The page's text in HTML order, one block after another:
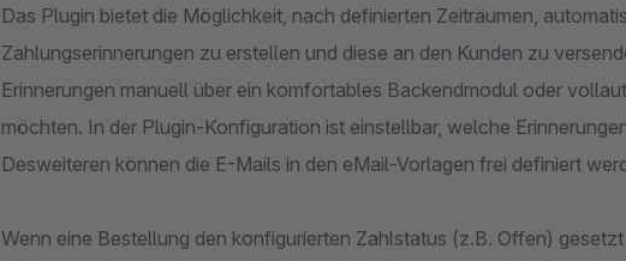
​Das Plugin bietet die Möglichkeit, nach definierten Zeiträumen,
Zahlungserinnerungen zu erstellen und diese an den Kunden zu
Erinnerungen manuell über ein komfortables Backendmodul oder
möchten. In der Plugin-Konfiguration ist einstellbar, welche
Desweiteren können die E-Mails in den eMail-Vorlagen frei definiert
Wenn eine Bestellung den konfigurierten Zahlstatus (z.B. Offen)